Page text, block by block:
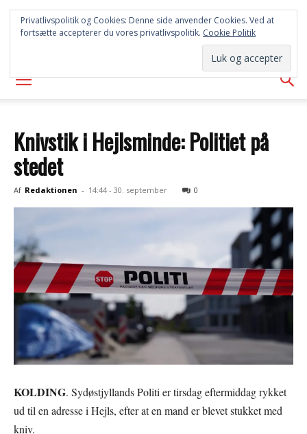
SYD
AVISEN
Knivstik i Hejlsminde: Politiet på
stedet
Af Redaktionen - 14:44 - 30. september 0
KOLDING. Sydøstjyllands Politi er tirsdag eftermiddag rykket
ud til en adresse i Hejls, efter at en mand er blevet stukket med
kniv.
Privatlivspolitik og Cookies: Denne side anvender Cookies. Ved at
fortsætte accepterer du vores privatlivspolitik. Cookie Politik